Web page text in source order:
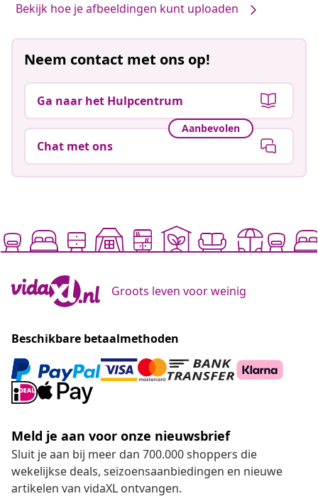
Bekijk hoe je afbeeldingen kunt uploaden
Neem contact met ons op!
Ga naar het Hulpcentrum
Aanbevolen
Chat met ons
Groots leven voor weinig
Beschikbare betaalmethoden
Meld je aan voor onze nieuwsbrief
Sluit je aan bij meer dan 700.000 shoppers die
wekelijkse deals, seizoensaanbiedingen en nieuwe
artikelen van vidaXL ontvangen.